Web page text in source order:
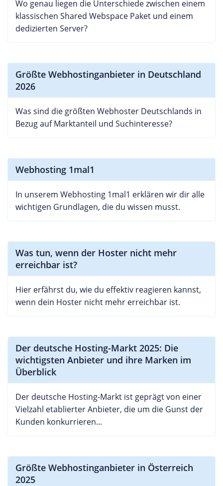
Wo genau liegen die Unterschiede zwischen einem
klassischen Shared Webspace Paket und einem
dedizierten Server?
Größte Webhostinganbieter in Deutschland
2026
Was sind die größten Webhoster Deutschlands in
Bezug auf Marktanteil und Suchinteresse?
Webhosting 1mal1
In unserem Webhosting 1mal1 erklären wir dir alle
wichtigen Grundlagen, die du wissen musst.
Was tun, wenn der Hoster nicht mehr
erreichbar ist?
Hier erfährst du, wie du effektiv reagieren kannst,
wenn dein Hoster nicht mehr erreichbar ist.
Der deutsche Hosting-Markt 2025: Die
wichtigsten Anbieter und ihre Marken im
Überblick
Der deutsche Hosting-Markt ist geprägt von einer
Vielzahl etablierter Anbieter, die um die Gunst der
Kunden konkurrieren...
Größte Webhostinganbieter in Österreich
2025